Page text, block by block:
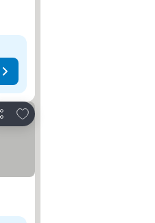
Hozzáadás a kedvencekhez